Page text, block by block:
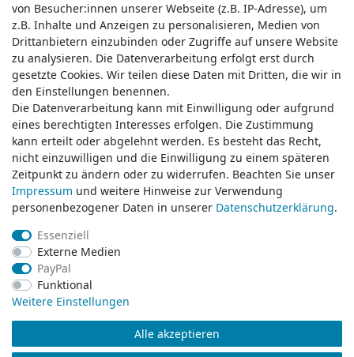
Service & Kontakt
Wünschen Sie einen Rückruf?
service@klamato.de
Schreiben Sie uns:
service@klamato.de
Durchschnittliche Bewertung von
Bewertungsgrundlage des Anbieters: 5 Verkaufs- und 3 Bewertungsplattformen
© Copyright 2026 klamato.de | Alle Rechte vorbehalten.
von Besucher:innen unserer Webseite (z.B. IP-Adresse), um
z.B. Inhalte und Anzeigen zu personalisieren, Medien von
Drittanbietern einzubinden oder Zugriffe auf unsere Website
zu analysieren. Die Datenverarbeitung erfolgt erst durch
gesetzte Cookies. Wir teilen diese Daten mit Dritten, die wir in
den Einstellungen benennen.
Die Datenverarbeitung kann mit Einwilligung oder aufgrund
eines berechtigten Interesses erfolgen. Die Zustimmung
kann erteilt oder abgelehnt werden. Es besteht das Recht,
nicht einzuwilligen und die Einwilligung zu einem späteren
Zeitpunkt zu ändern oder zu widerrufen. Beachten Sie unser
Impressum und weitere Hinweise zur Verwendung
personenbezogener Daten in unserer Daten­schutz­erklärung.
Essenziell
Externe Medien
PayPal
Funktional
Weitere Einstellungen
Alle akzeptieren
von Besucher:innen unserer Webseite (z.B. IP-Adresse), um
z.B. Inhalte und Anzeigen zu personalisieren, Medien von
Drittanbietern einzubinden oder Zugriffe auf unsere Website
zu analysieren. Die Datenverarbeitung erfolgt erst durch
gesetzte Cookies. Wir teilen diese Daten mit Dritten, die wir in
den Einstellungen benennen.
Die Datenverarbeitung kann mit Einwilligung oder aufgrund
eines berechtigten Interesses erfolgen. Die Zustimmung
kann erteilt oder abgelehnt werden. Es besteht das Recht,
nicht einzuwilligen und die Einwilligung zu einem späteren
Zeitpunkt zu ändern oder zu widerrufen. Beachten Sie unser
Impressum und weitere Hinweise zur Verwendung
personenbezogener Daten in unserer Daten­schutz­erklärung.
Essenziell
Externe Medien
PayPal
Funktional
Weitere Einstellungen
Alle akzeptieren